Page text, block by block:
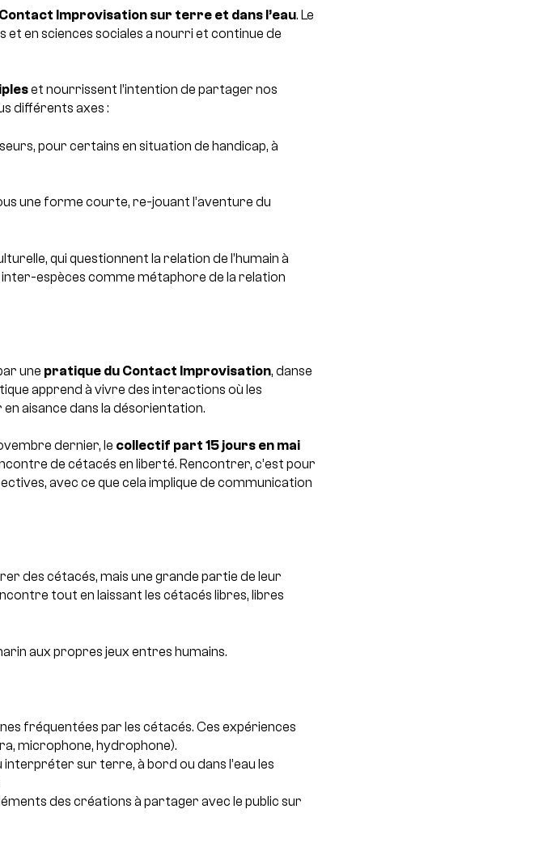
Contact Improvisation sur terre et dans l’eau. Le
en sciences sociales a nourri et continue de
et nourrissent l’intention de partager nos
différents axes :
pour certains en situation de handicap, à
une forme courte, re-jouant l’aventure du
qui questionnent la relation de l’humain à
espèces comme métaphore de la relation
une pratique du Contact Improvisation, danse
apprend à vivre des interactions où les
aisance dans la désorientation.
dernier, le collectif part 15 jours en mai
de cétacés en liberté. Rencontrer, c’est pour
avec ce que cela implique de communication
des cétacés, mais une grande partie de leur
tout en laissant les cétacés libres, libres
aux propres jeux entres humains.
fréquentées par les cétacés. Ces expériences
microphone, hydrophone).
sur terre, à bord ou dans l’eau les
des créations à partager avec le public sur